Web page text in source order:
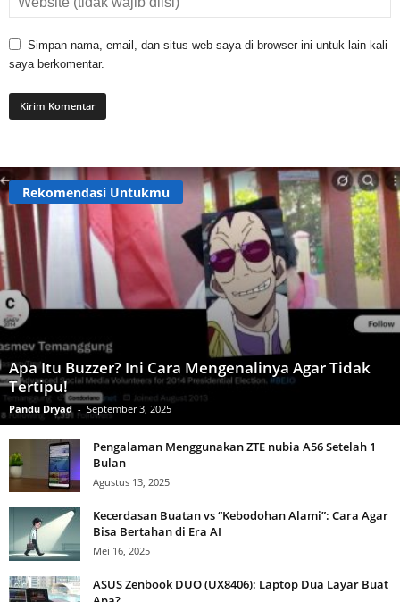
Simpan nama, email, dan situs web saya di browser ini untuk lain kali
saya berkomentar.
Rekomendasi Untukmu
Apa Itu Buzzer? Ini Cara Mengenalinya Agar Tidak
Tertipu!
Pandu Dryad - September 3, 2025
Pengalaman Menggunakan ZTE nubia A56 Setelah 1
Bulan
Agustus 13, 2025
Kecerdasan Buatan vs “Kebodohan Alami”: Cara Agar
Bisa Bertahan di Era AI
Mei 16, 2025
ASUS Zenbook DUO (UX8406): Laptop Dua Layar Buat